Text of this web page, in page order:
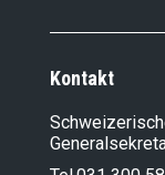
Kontakt